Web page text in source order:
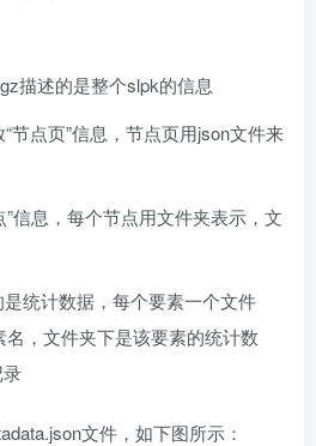
描述的是整个slpk的信息
节点页”信息，节点页用json文件来
”信息，每个节点用文件夹表示，文
统计数据，每个要素一个文件
，文件夹下是该要素的统计数
文件，如下图所示：